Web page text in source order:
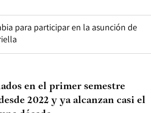
para participar en la asunción de
en el primer semestre
2022 y ya alcanzan casi el